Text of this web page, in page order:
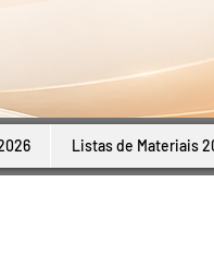
Listas de Materiais